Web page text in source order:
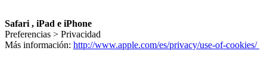
Safari , iPad e iPhone
Preferencias > Privacidad
Más información: http://www.apple.com/es/privacy/use-of-cookies/